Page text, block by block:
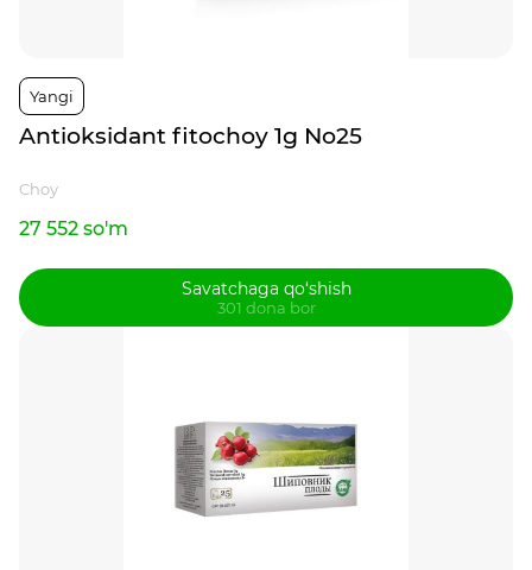
Yangi
Antioksidant fitochoy 1g No25
Choy
27 552 so'm
Savatchaga qo‘shish
301 dona bor